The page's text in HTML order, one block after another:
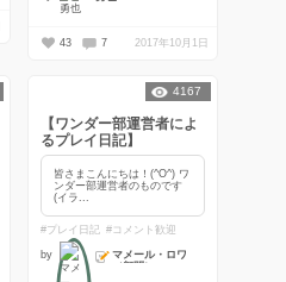
43 7 2017年10月1日
【ワンダー部運営者によ
るプレイ日記】
皆さまこんにちは！(^O^) ワ
ンダー部運営者のものです
(イラ...
#プレイ日記 #コメント歓迎
by
マメール・ロワ
（顧問）
4167